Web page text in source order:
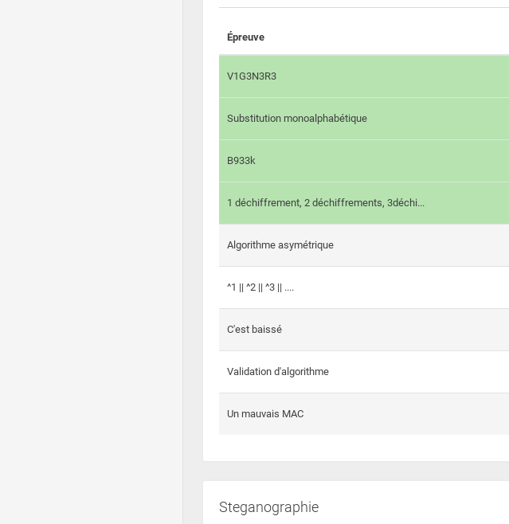
Épreuve
V1G3N3R3
Substitution monoalphabétique
B933k
1 déchiffrement, 2 déchiffrements, 3déchi...
Algorithme asymétrique
^1 || ^2 || ^3 || ....
C'est baissé
Validation d'algorithme
Un mauvais MAC
Steganographie